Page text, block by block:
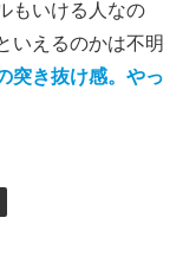
もいける人なの
いえるのかは不明
突き抜け感。やっ